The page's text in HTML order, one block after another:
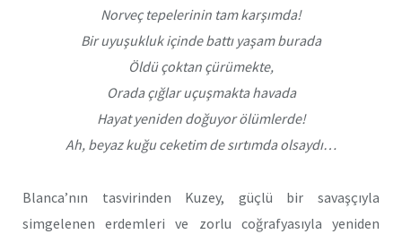
Norveç tepelerinin tam karşımda!
Bir uyuşukluk içinde battı yaşam burada
Öldü çoktan çürümekte,
Orada çığlar uçuşmakta havada
Hayat yeniden doğuyor ölümlerde!
Ah, beyaz kuğu ceketim de sırtımda olsaydı…
Blanca’nın tasvirinden Kuzey, güçlü bir savaşçıyla
simgelenen erdemleri ve zorlu coğrafyasıyla yeniden